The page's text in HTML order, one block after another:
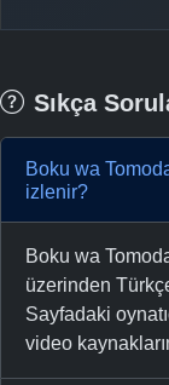
Sıkça
Boku wa
izlenir?
Boku wa
üzerinden
Sayfadaki
video